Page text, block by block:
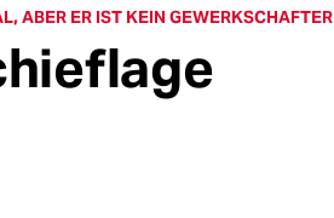
ABER ER IST KEIN GEWERKSCHAFTER